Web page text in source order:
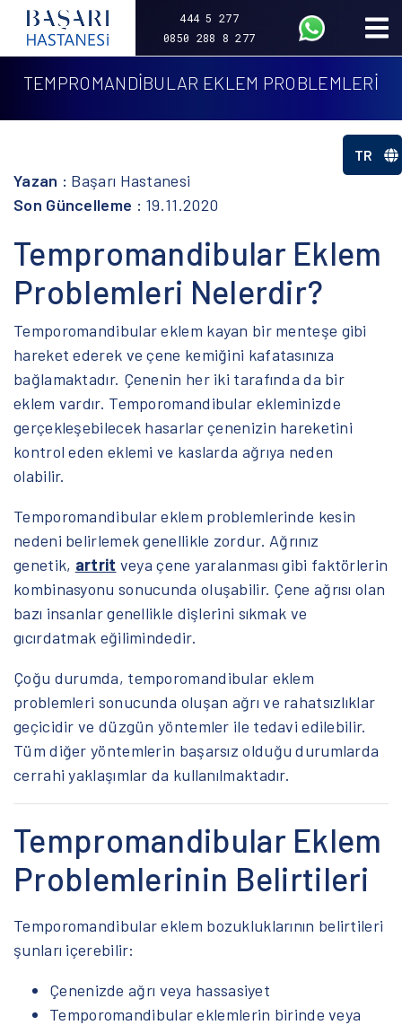
444 5 277
0850 288 8 277
TR
TEMPROMANDİBULAR EKLEM PROBLEMLERİ
Yazan : Başarı Hastanesi
Son Güncelleme : 19.11.2020
Tempromandibular Eklem
Problemleri Nelerdir?
Temporomandibular eklem kayan bir menteşe gibi
hareket ederek ve çene kemiğini kafatasınıza
bağlamaktadır. Çenenin her iki tarafında da bir
eklem vardır. Temporomandibular ekleminizde
gerçekleşebilecek hasarlar çenenizin hareketini
kontrol eden eklemi ve kaslarda ağrıya neden
olabilir.
Temporomandibular eklem problemlerinde kesin
nedeni belirlemek genellikle zordur. Ağrınız
genetik, artrit veya çene yaralanması gibi faktörlerin
kombinasyonu sonucunda oluşabilir. Çene ağrısı olan
bazı insanlar genellikle dişlerini sıkmak ve
gıcırdatmak eğilimindedir.
Çoğu durumda, temporomandibular eklem
problemleri sonucunda oluşan ağrı ve rahatsızlıklar
geçicidir ve düzgün yöntemler ile tedavi edilebilir.
Tüm diğer yöntemlerin başarsız olduğu durumlarda
cerrahi yaklaşımlar da kullanılmaktadır.
Tempromandibular Eklem
Problemlerinin Belirtileri
Temporomandibular eklem bozukluklarının belirtileri
şunları içerebilir:
Çenenizde ağrı veya hassasiyet
Temporomandibular eklemlerin birinde veya